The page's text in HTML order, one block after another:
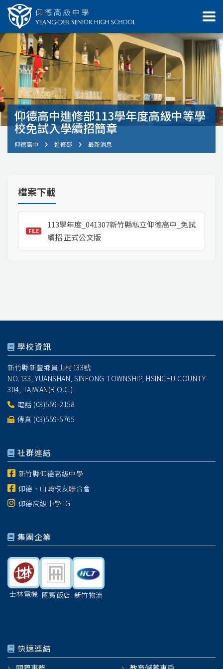
仰德高中進修部113學年度高級中等學
校免試入學續招簡章
仰德高中 進修部 最新消息
檔案下載
113學年度_041307新竹縣私立仰德高中_免試
續招 正式公文版
學校資訊
新竹縣新豐鄉員山村133號
NO.133, YUANSHAN, SINFONG TOWNSHIP, HSINCHU COUNTY
304, TAIWAN(R.O.C.)
電話 (03)559-2158
傳真 (03)559-5765
社群連結
新竹縣仰德高級中學
仰德、山崎校友聯合會
仰德高級中學 IG
集團企業
士林電機 國賓飯店 新竹物流
快速連結